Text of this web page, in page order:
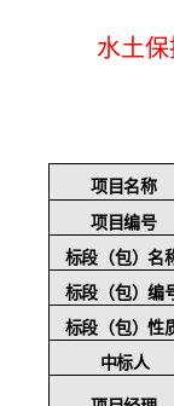
水土
项目名称
项目编号
标段（包）名
标段（包）编
标段（包）性
中标人